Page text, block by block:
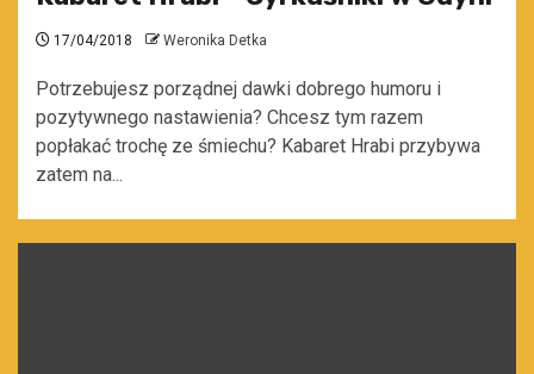
17/04/2018 Weronika Detka
Potrzebujesz porządnej dawki dobrego humoru i
pozytywnego nastawienia? Chcesz tym razem
popłakać trochę ze śmiechu? Kabaret Hrabi przybywa
zatem na...